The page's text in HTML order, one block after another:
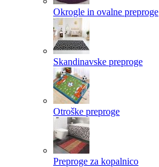
Okrogle in ovalne preproge
Skandinavske preproge
Otroške preproge
Preproge za kopalnico